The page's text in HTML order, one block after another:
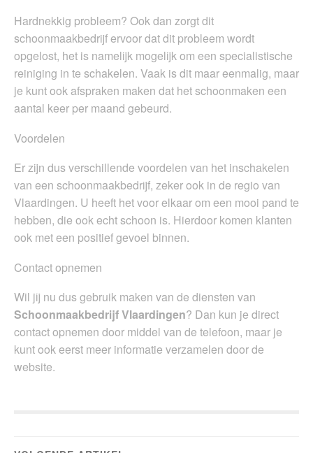
Hardnekkig probleem? Ook dan zorgt dit
schoonmaakbedrijf ervoor dat dit probleem wordt
opgelost, het is namelijk mogelijk om een specialistische
reiniging in te schakelen. Vaak is dit maar eenmalig, maar
je kunt ook afspraken maken dat het schoonmaken een
aantal keer per maand gebeurd.
Voordelen
Er zijn dus verschillende voordelen van het inschakelen
van een schoonmaakbedrijf, zeker ook in de regio van
Vlaardingen. U heeft het voor elkaar om een mooi pand te
hebben, die ook echt schoon is. Hierdoor komen klanten
ook met een positief gevoel binnen.
Contact opnemen
Wil jij nu dus gebruik maken van de diensten van
Schoonmaakbedrijf Vlaardingen? Dan kun je direct
contact opnemen door middel van de telefoon, maar je
kunt ook eerst meer informatie verzamelen door de
website.